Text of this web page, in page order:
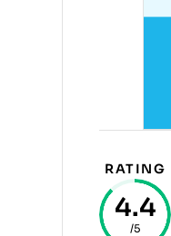
RATING
4.4
/5